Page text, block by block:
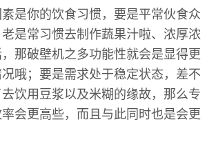
是你的饮食习惯，要是平常伙食众
是常习惯去制作蔬果汁啦、浓厚浓
那破壁机之多功能性就会是显得更
哦；要是需求处于稳定状态，差不
饮用豆浆以及米糊的缘故，那么专
会更高些，而且与此同时也是会更